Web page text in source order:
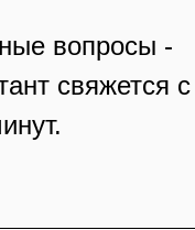
вопросы -
свяжется с